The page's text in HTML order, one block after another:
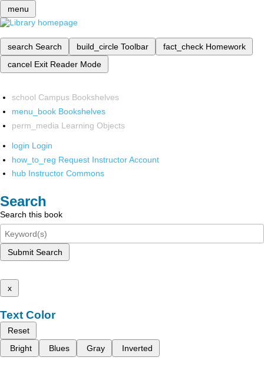
menu
search Search build_circle Toolbar fact_check Homework
cancel Exit Reader Mode
school Campus Bookshelves
menu_book Bookshelves
perm_media Learning Objects
login Login
how_to_reg Request Instructor Account
hub Instructor Commons
Search
Search this book
Submit Search
x
Text Color
Reset
Bright
Blues Gray Inverted